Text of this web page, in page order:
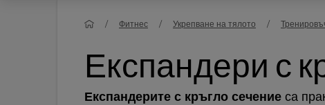
Експандери с
Експандерите с кръгло сечение са
Фитнес Укрепване на тялото